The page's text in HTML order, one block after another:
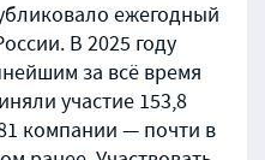
ежегодный
В 2025 году
за всё время
участие 153,8
компании — почти в